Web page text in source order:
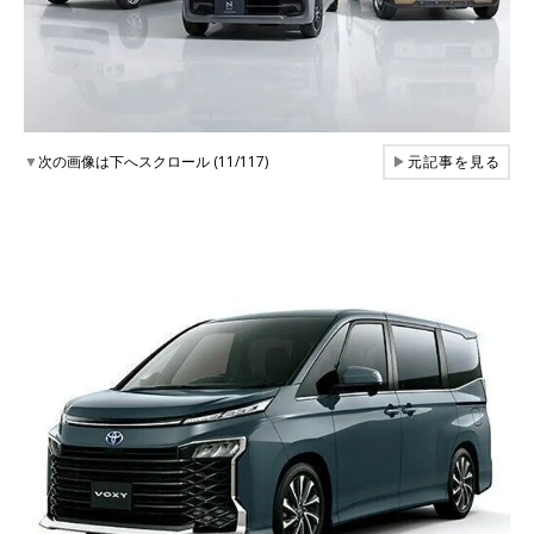
▼次の画像は下へスクロール (11/117) ▶元記事を見る